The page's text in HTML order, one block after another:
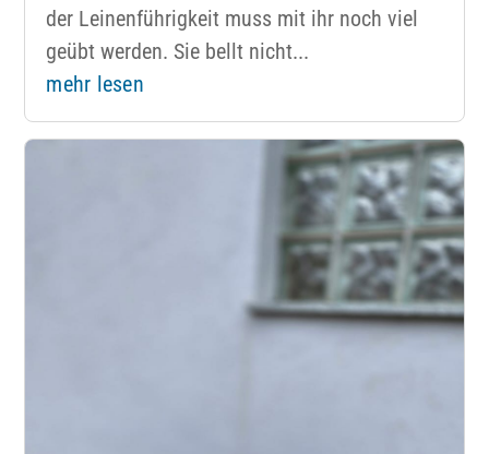
der Leinenführigkeit muss mit ihr noch viel
geübt werden. Sie bellt nicht...
mehr lesen